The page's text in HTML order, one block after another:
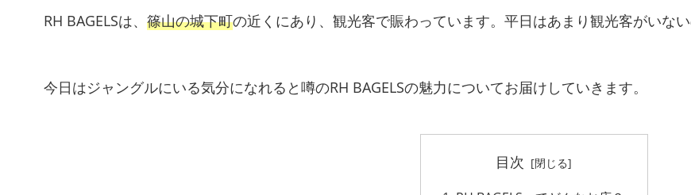
RH BAGELSは、 篠山の城下町の近くにあり、観光客で賑わっています。平日はあまり観光客がいな
今日はジャングルにいる気分になれると噂のRH BAGELSの魅力についてお届けしていきます。
目次